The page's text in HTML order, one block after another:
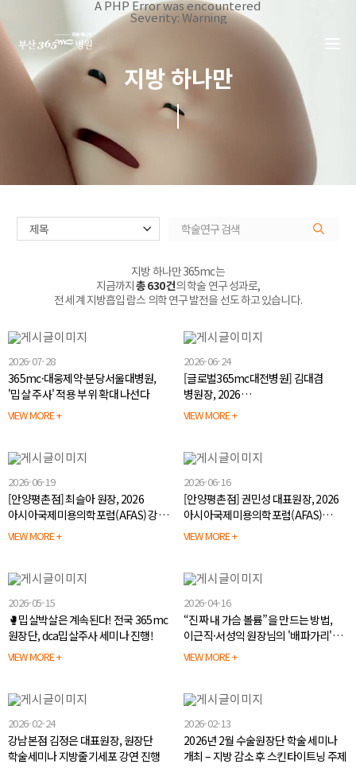
A PHP Error was encountered
Severity: Warning
Message: Invalid argument supplied for foreach()
Filename: _inc/header_body.php
Backtrace:
File:
/home/suction/public_html/application/views/mobile/
Line: 34
Function: _error_handler
File:
/home/suction/public_html/application/views/mobile/
Function: include
/home/suction/public_html/application/core/
File:
/home/suction/public_html/application/controllers/365mc/
Line: 152
File: /home/suction/public_html/index.php
Line: 327
Function: require_once
지방 하나만
지방 하나만 365mc는
지금까지총 630 건의 학술 연구 성과로,
전 세계 지방흡입 람스 의학 연구 발전을 선도 하고 있습니다.
2026-07-28
365mc·대웅제약·분당서울대병원,
'밉살 주사' 적용 부위 확대 나선다
VIEW MORE +
2026-06-24
[글로벌365mc대전병원] 김대겸
병원장, 2026
아시아국제미용의학포럼(AFAS)
VIEW MORE +
2026-06-19
[안양평촌점] 최슬아 원장, 2026
아시아국제미용의학포럼(AFAS) 강연
진행🔔
VIEW MORE +
2026-06-16
[안양평촌점] 권민성 대표원장, 2026
아시아국제미용의학포럼(AFAS)
학술대회 좌장 및 강연 진행✨
VIEW MORE +
2026-05-15
🥊밉살박살은 계속된다! 전국 365mc
원장단, dca밉살주사 세미나 진행!
VIEW MORE +
2026-04-16
“진짜 내 가슴 볼륨”을 만드는 방법,
이근직·서성익 원장님의 '배파가리'
세미나 현장 공개!
VIEW MORE +
2026-02-24
강남본점 김정은 대표원장, 원장단
학술세미나 지방줄기세포 강연 진행
2026-02-13
2026년 2월 수술원장단 학술 세미나
개최 – 지방 감소 후 스킨타이트닝 주제